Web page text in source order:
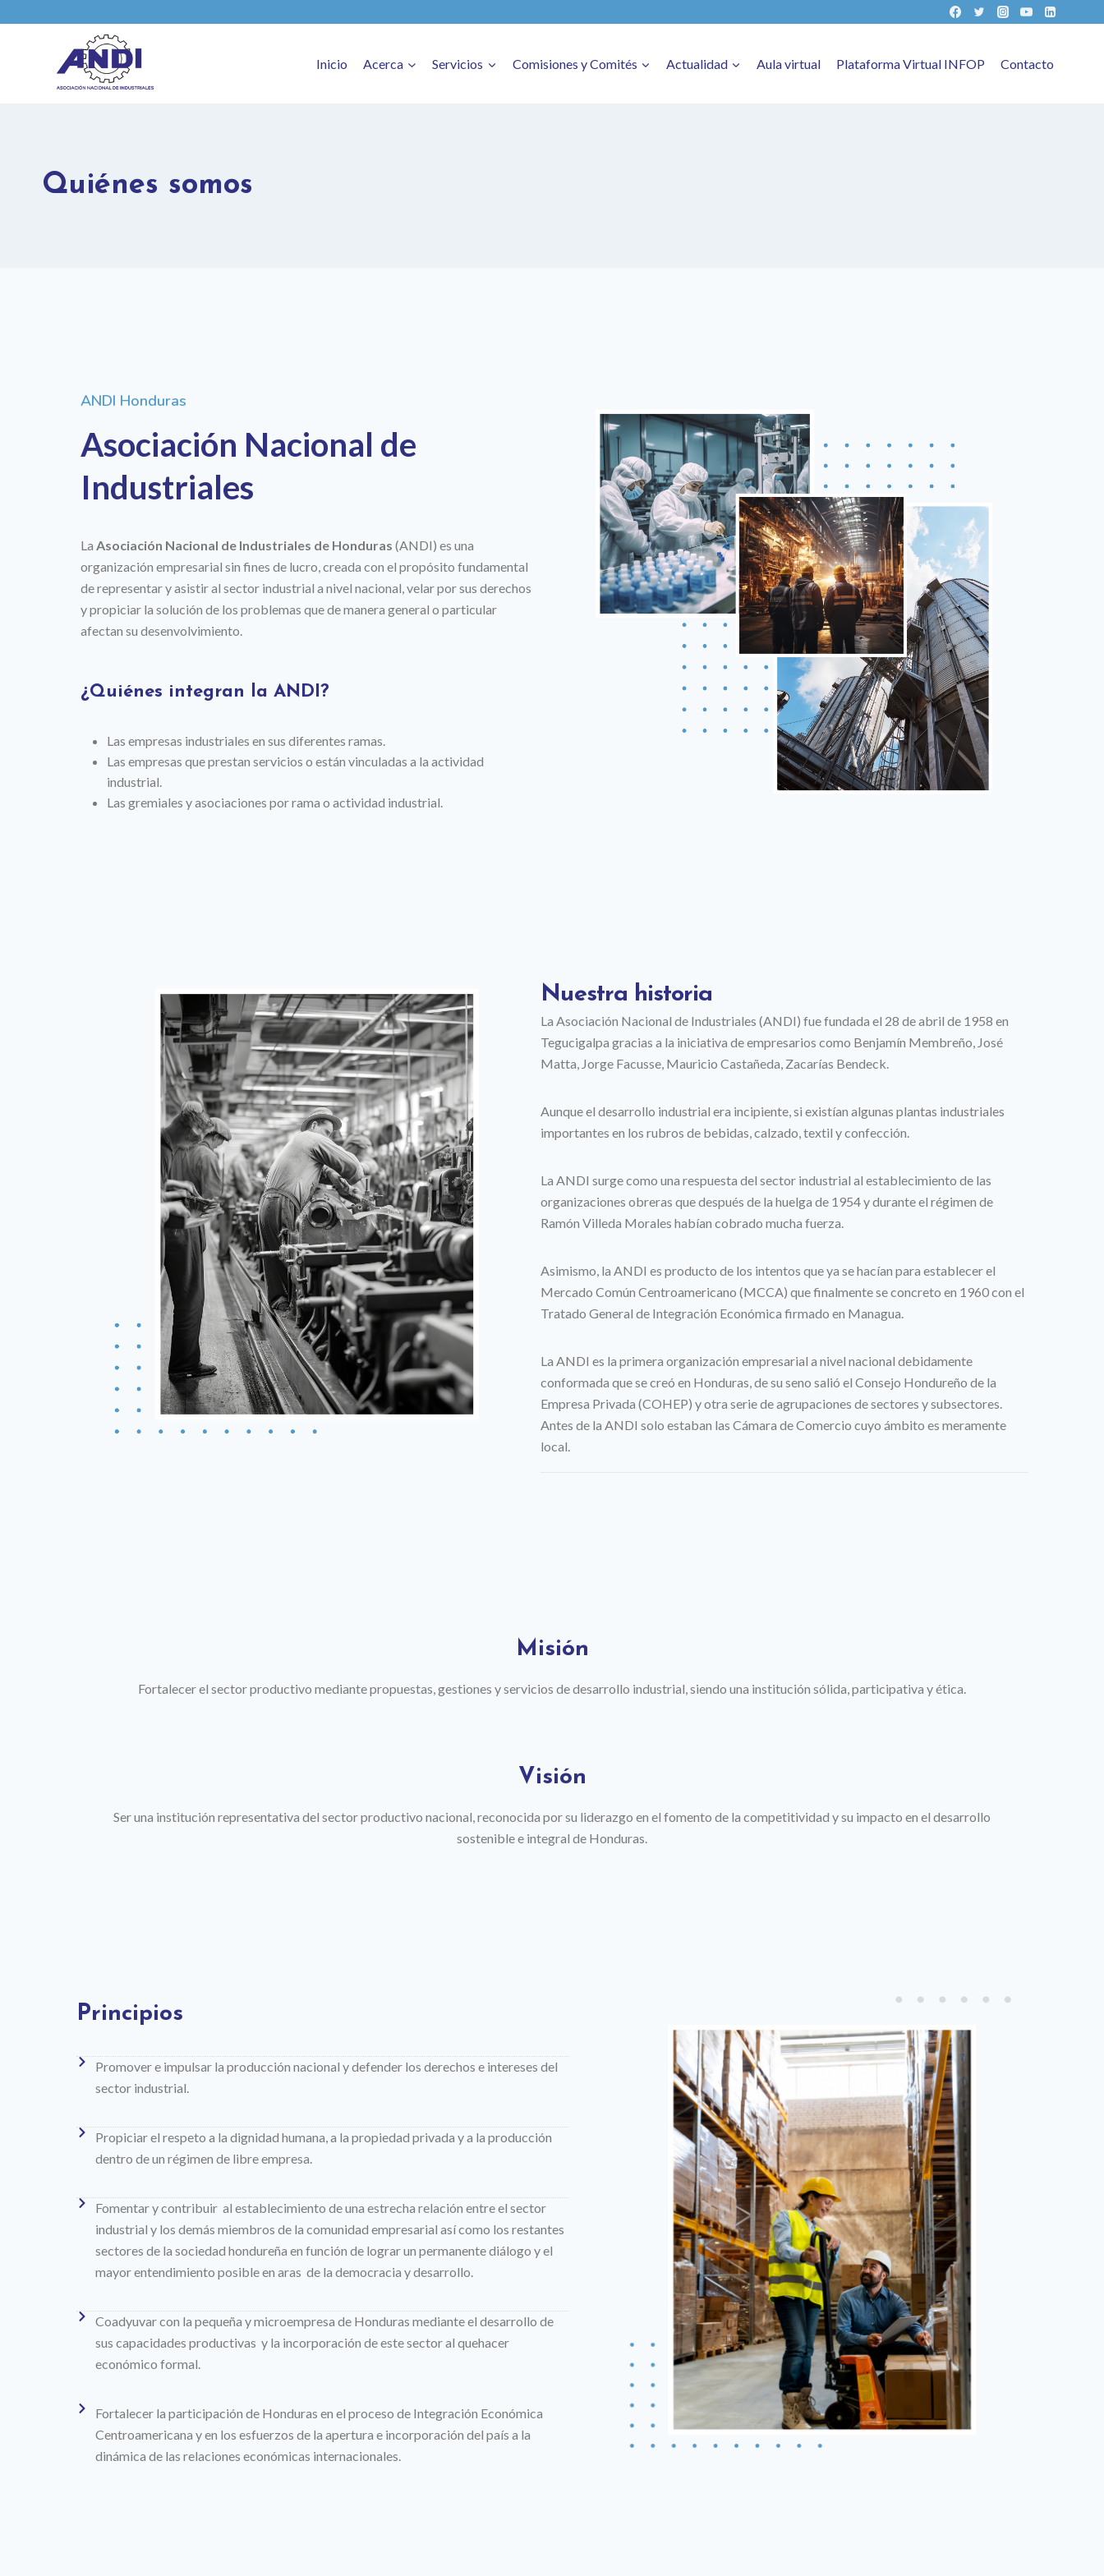
Inicio Acerca Servicios Comisiones y Comités Actualidad Aula virtual Plataforma Virtual INFOP Contacto
Quiénes somos
ANDI Honduras
Asociación Nacional de
Industriales
La Asociación Nacional de Industriales de Honduras (ANDI) es una
organización empresarial sin fines de lucro, creada con el propósito fundamental
de representar y asistir al sector industrial a nivel nacional, velar por sus derechos
y propiciar la solución de los problemas que de manera general o particular
afectan su desenvolvimiento.
¿Quiénes integran la ANDI?
Las empresas industriales en sus diferentes ramas.
Las empresas que prestan servicios o están vinculadas a la actividad
industrial.
Las gremiales y asociaciones por rama o actividad industrial.
Nuestra historia
La Asociación Nacional de Industriales (ANDI) fue fundada el 28 de abril de 1958 en
Tegucigalpa gracias a la iniciativa de empresarios como Benjamín Membreño, José
Matta, Jorge Facusse, Mauricio Castañeda, Zacarías Bendeck.
Aunque el desarrollo industrial era incipiente, si existían algunas plantas industriales
importantes en los rubros de bebidas, calzado, textil y confección.
La ANDI surge como una respuesta del sector industrial al establecimiento de las
organizaciones obreras que después de la huelga de 1954 y durante el régimen de
Ramón Villeda Morales habían cobrado mucha fuerza.
Asimismo, la ANDI es producto de los intentos que ya se hacían para establecer el
Mercado Común Centroamericano (MCCA) que finalmente se concreto en 1960 con el
Tratado General de Integración Económica firmado en Managua.
La ANDI es la primera organización empresarial a nivel nacional debidamente
conformada que se creó en Honduras, de su seno salió el Consejo Hondureño de la
Empresa Privada (COHEP) y otra serie de agrupaciones de sectores y subsectores.
Antes de la ANDI solo estaban las Cámara de Comercio cuyo ámbito es meramente
local.
Misión
Fortalecer el sector productivo mediante propuestas, gestiones y servicios de desarrollo industrial, siendo una institución sólida, participativa y ética.
Visión
Ser una institución representativa del sector productivo nacional, reconocida por su liderazgo en el fomento de la competitividad y su impacto en el desarrollo
sostenible e integral de Honduras.
Principios
Promover e impulsar la producción nacional y defender los derechos e intereses del
sector industrial.
Propiciar el respeto a la dignidad humana, a la propiedad privada y a la producción
dentro de un régimen de libre empresa.
Fomentar y contribuir al establecimiento de una estrecha relación entre el sector
industrial y los demás miembros de la comunidad empresarial así como los restantes
sectores de la sociedad hondureña en función de lograr un permanente diálogo y el
mayor entendimiento posible en aras de la democracia y desarrollo.
Coadyuvar con la pequeña y microempresa de Honduras mediante el desarrollo de
sus capacidades productivas y la incorporación de este sector al quehacer
económico formal.
Fortalecer la participación de Honduras en el proceso de Integración Económica
Centroamericana y en los esfuerzos de la apertura e incorporación del país a la
dinámica de las relaciones económicas internacionales.